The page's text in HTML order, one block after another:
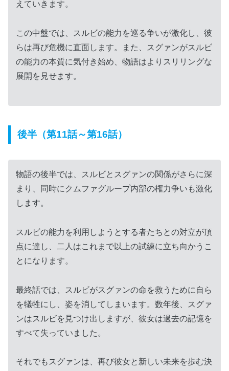
えていきます。
この中盤では、スルビの能力を巡る争いが激化し、彼
らは再び危機に直面します。また、スグァンがスルビ
の能力の本質に気付き始め、物語はよりスリリングな
展開を見せます。
後半（第11話～第16話）
物語の後半では、スルビとスグァンの関係がさらに深
まり、同時にクムファグループ内部の権力争いも激化
します。
スルビの能力を利用しようとする者たちとの対立が頂
点に達し、二人はこれまで以上の試練に立ち向かうこ
とになります。
最終話では、スルビがスグァンの命を救うために自ら
を犠牲にし、姿を消してしまいます。数年後、スグァ
ンはスルビを見つけ出しますが、彼女は過去の記憶を
すべて失っていました。
それでもスグァンは、再び彼女と新しい未来を歩む決